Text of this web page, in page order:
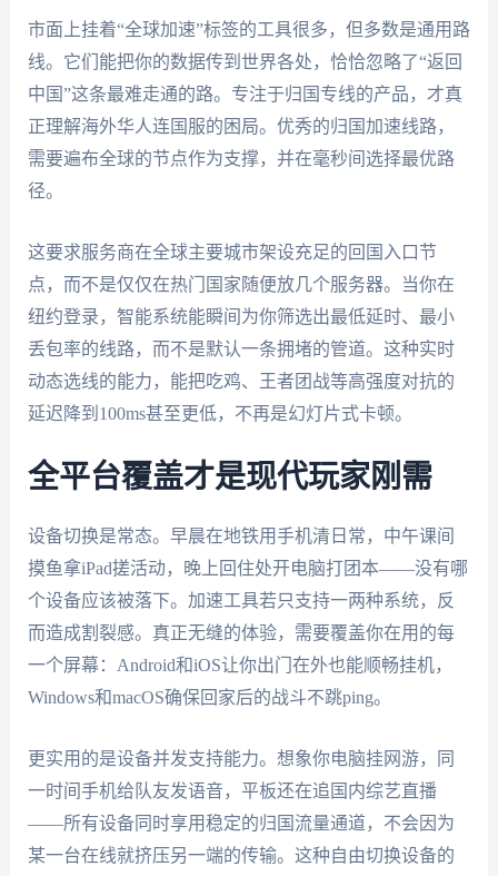
市面上挂着“全球加速”标签的工具很多，但多数是通用路
线。它们能把你的数据传到世界各处，恰恰忽略了“返回
中国”这条最难走通的路。专注于归国专线的产品，才真
正理解海外华人连国服的困局。优秀的归国加速线路，
需要遍布全球的节点作为支撑，并在毫秒间选择最优路
径。
这要求服务商在全球主要城市架设充足的回国入口节
点，而不是仅仅在热门国家随便放几个服务器。当你在
纽约登录，智能系统能瞬间为你筛选出最低延时、最小
丢包率的线路，而不是默认一条拥堵的管道。这种实时
动态选线的能力，能把吃鸡、王者团战等高强度对抗的
延迟降到100ms甚至更低，不再是幻灯片式卡顿。
全平台覆盖才是现代玩家刚需
设备切换是常态。早晨在地铁用手机清日常，中午课间
摸鱼拿iPad搓活动，晚上回住处开电脑打团本——没有哪
个设备应该被落下。加速工具若只支持一两种系统，反
而造成割裂感。真正无缝的体验，需要覆盖你在用的每
一个屏幕：Android和iOS让你出门在外也能顺畅挂机，
Windows和macOS确保回家后的战斗不跳ping。
更实用的是设备并发支持能力。想象你电脑挂网游，同
一时间手机给队友发语音，平板还在追国内综艺直播
——所有设备同时享用稳定的归国流量通道，不会因为
某一台在线就挤压另一端的传输。这种自由切换设备的